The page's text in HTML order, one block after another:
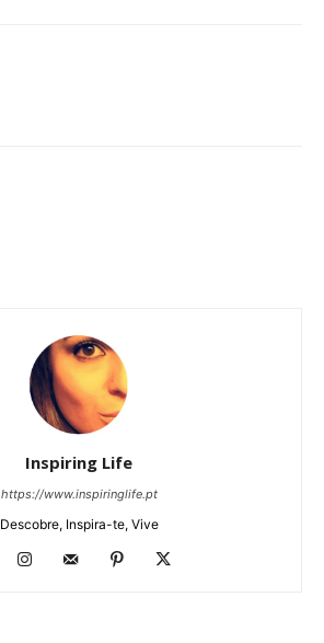
Inspiring Life
https://www.inspiringlife.pt
Descobre, Inspira-te, Vive